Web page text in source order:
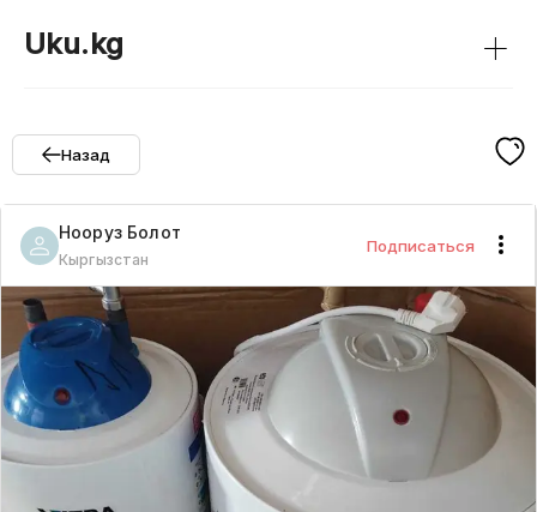
Uku.kg +
Назад
Нооруз Болот
Кыргызстан
Подписаться